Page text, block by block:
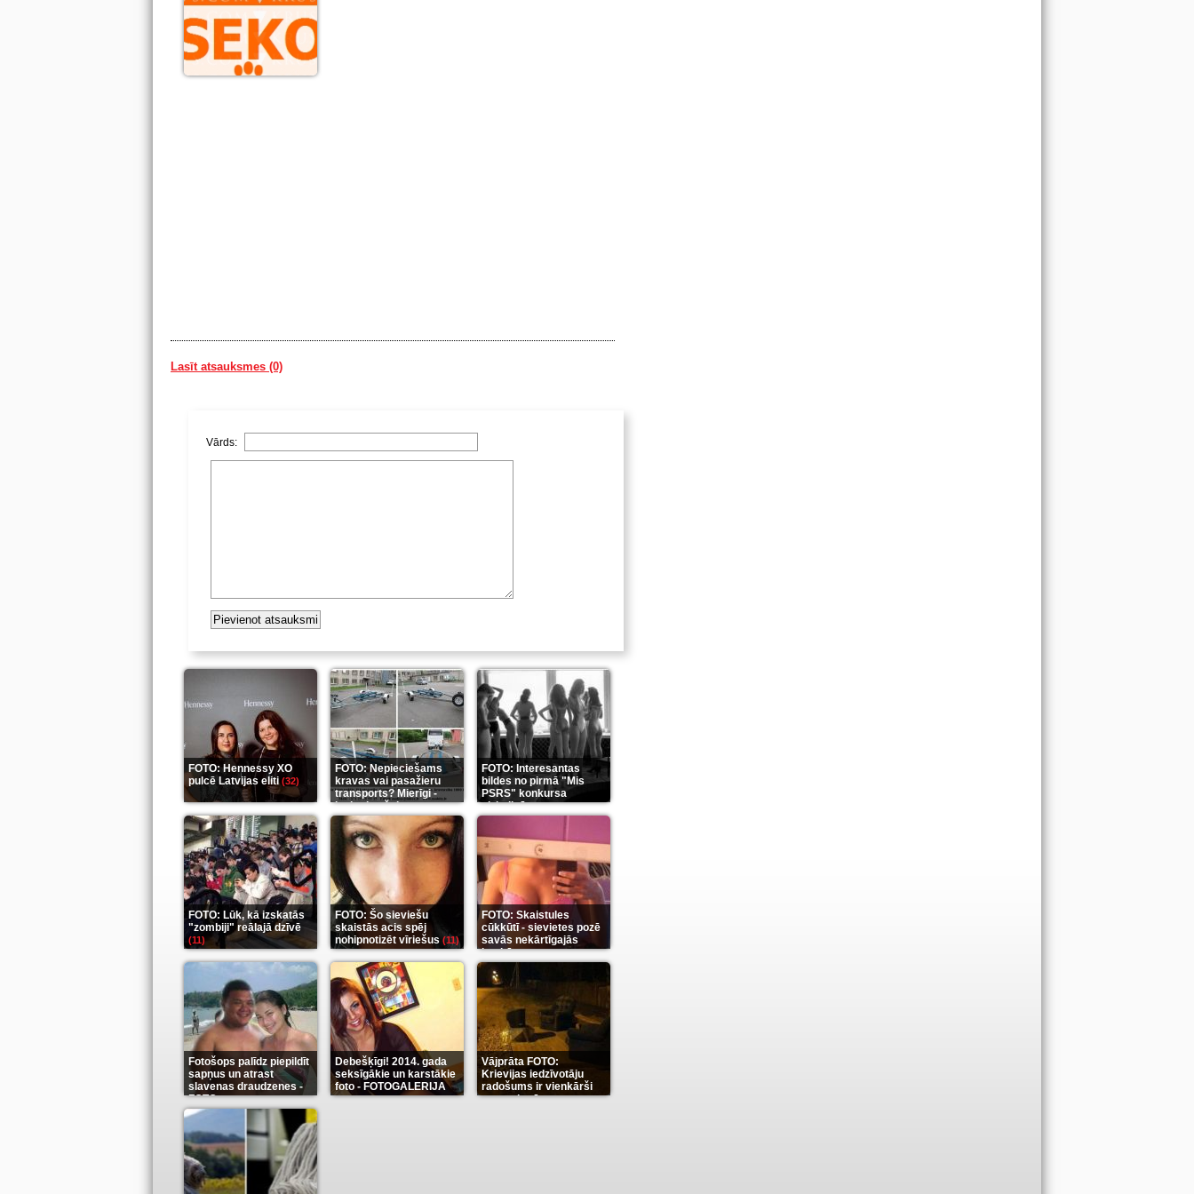
Lasīt atsauksmes (0)
Vārds:
FOTO: Hennessy XO
pulcē Latvijas eliti(32)
FOTO: Nepieciešams
kravas vai pasažieru
transports? Mierīgi -
ieskaties šeit(35)
FOTO: Interesantas
bildes no pirmā "Mis
PSRS" konkursa
aizkulisēm(12)
FOTO: Lūk, kā izskatās
"zombiji" reālajā dzīvē
(11)
FOTO: Šo sieviešu
skaistās acis spēj
nohipnotizēt vīriešus (11)
FOTO: Skaistules
cūkkūtī - sievietes pozē
savās nekārtīgajās
istabās(12)
Fotošops palīdz piepildīt
sapņus un atrast
slavenas draudzenes -
FOTO(13)
Debešķīgi! 2014. gada
seksīgākie un karstākie
foto - FOTOGALERIJA
(9)
Vājprāta FOTO:
Krievijas iedzīvotāju
radošums ir vienkārši
neaprakstāms(7)